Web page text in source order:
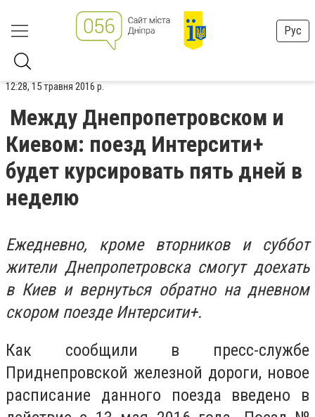
Рус
12:28, 15 травня 2016 р.
Между Днепропетровском и
Киевом: поезд Интерсити+
будет курсировать пять дней в
неделю
Ежедневно, кроме вторников и суббот
жители Днепропетровска смогут доехать
в Киев и вернуться обратно на дневном
скором поезде Интерсити+.
Как сообщили в пресс-службе
Приднепровской железной дороги, новое
расписание данного поезда введено в